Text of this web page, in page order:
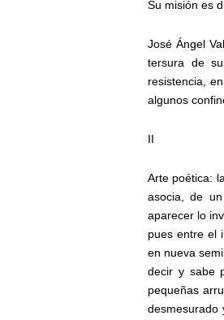
Su misión es
José Ángel
tersura de
resistencia,
algunos
II
Arte poética:
asocia, de
aparecer lo
pues entre el
en nueva
decir y sabe
pequeñas
desmesurado